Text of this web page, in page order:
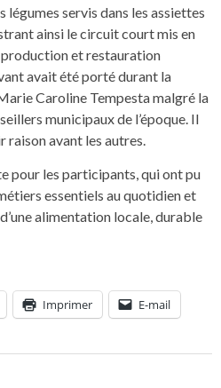
servis dans les assiettes
ainsi le circuit court mis en
et restauration
avait été porté durant la
Caroline Tempesta malgré la
municipaux de l’époque. Il
raison avant les autres.
pour les participants, qui ont pu
essentiels au quotidien et
alimentation locale, durable
Imprimer E-mail